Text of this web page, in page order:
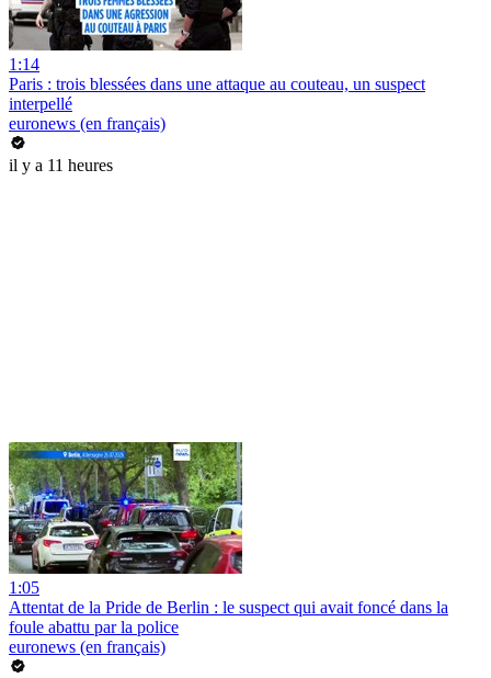
1:14
Paris : trois blessées dans une attaque au couteau, un suspect
interpellé
euronews (en français)
il y a 11 heures
1:05
Attentat de la Pride de Berlin : le suspect qui avait foncé dans la
foule abattu par la police
euronews (en français)